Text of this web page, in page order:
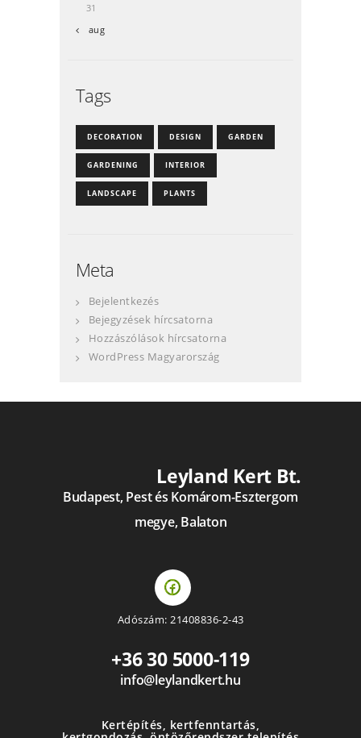
31
« aug
Tags
DECORATION DESIGN GARDEN
GARDENING INTERIOR
LANDSCAPE PLANTS
Meta
Bejelentkezés
Bejegyzések hírcsatorna
Hozzászólások hírcsatorna
WordPress Magyarország
Leyland Kert Bt.
Budapest, Pest és Komárom-Esztergom
megye, Balaton
Adószám: 21408836-2-43
+36 30 5000-119
info@leylandkert.hu
Kertépítés, kertfenntartás,